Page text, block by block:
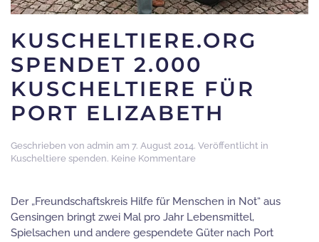
KUSCHELTIERE.ORG
SPENDET 2.000
KUSCHELTIERE FÜR
PORT ELIZABETH
Geschrieben von admin am 7. August 2014. Veröffentlicht in
Kuscheltiere spenden. Keine Kommentarezu
2.000
für
Port
Der „Freundschaftskreis Hilfe für Menschen in Not“ aus
Gensingen bringt zwei Mal pro Jahr Lebensmittel,
Spielsachen und andere gespendete Güter nach Port